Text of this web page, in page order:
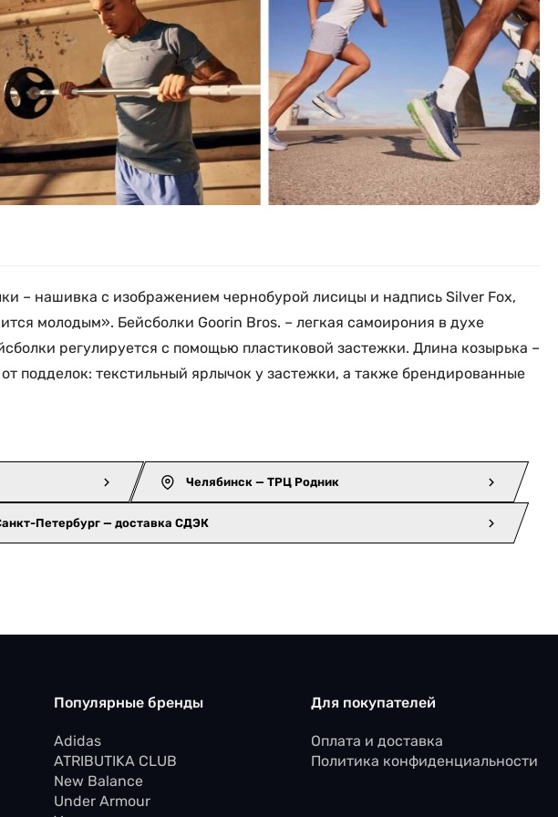
– нашивка с изображением чернобурой лисицы и надпись Silver Fox,
молодым». Бейсболки Goorin Bros. – легкая самоирония в духе
регулируется с помощью пластиковой застежки. Длина козырька –
подделок: текстильный ярлычок у застежки, а также брендированные
Челябинск — ТРЦ Родник
Петербург — доставка СДЭК
Популярные бренды
Adidas
ATRIBUTIKA CLUB
New Balance
Under Armour
Для покупателей
Оплата и доставка
Политика конфиденциальности